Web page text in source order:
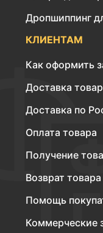
Дропшиппинг
КЛИЕНТАМ
Как оформить
Доставка
Доставка по
Оплата товара
Получение
Возврат товара
Помощь
Коммерческие